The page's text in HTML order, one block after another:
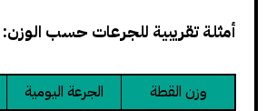
أمثلة تقريبية للجرعات حسب الوزن:
وزن القطة الجرعة اليومية